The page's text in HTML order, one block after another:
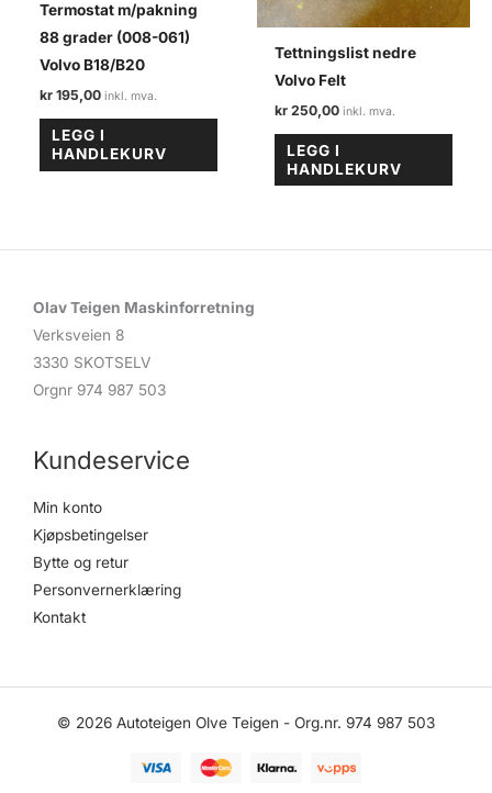
Termostat m/pakning
88 grader (008-061)
Volvo B18/B20
kr 195,00
LEGG I
HANDLEKURV
Tettningslist nedre
Volvo Felt
kr 250,00
LEGG I
HANDLEKURV
Olav Teigen Maskinforretning
Verksveien 8
3330 SKOTSELV
Orgnr 974 987 503
Kundeservice
Min konto
Kjøpsbetingelser
Bytte og retur
Personvernerklæring
Kontakt
© 2026 Autoteigen Olve Teigen - Org.nr. 974 987 503